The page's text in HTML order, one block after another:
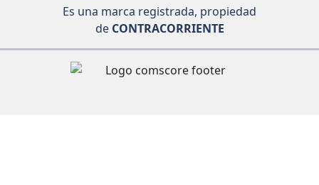
Es una marca registrada, propiedad
deCONTRACORRIENTE